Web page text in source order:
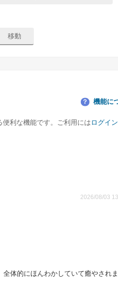
？ 機能に
利な機能です。ご利用にはログイン
2026/08/03
体的にほんわかしていて癒やされま